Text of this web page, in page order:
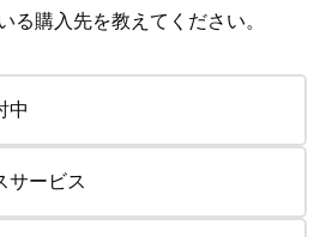
る購入先を教えてください。
中
サービス